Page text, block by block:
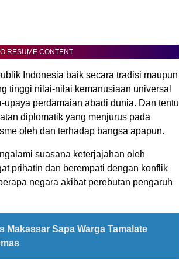
RESUME CONTENT
Indonesia baik secara tradisi maupun
tinggi nilai-nilai kemanusiaan universal
perdamaian abadi dunia. Dan tentu
diplomatik yang menjurus pada
oleh dan terhadap bangsa apapun.
suasana keterjajahan oleh
prihatin dan berempati dengan konflik
negara akibat perebutan pengaruh
Makassar Sapa Warga Tamalate